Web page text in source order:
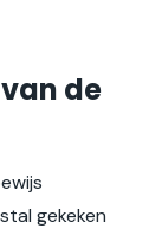
de
gekeken